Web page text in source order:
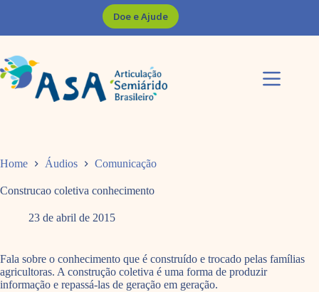
Doe e Ajude
Home Áudios Comunicação
Construcao coletiva conhecimento
23 de abril de 2015
Fala sobre o conhecimento que é construído e trocado pelas famílias
agricultoras. A construção coletiva é uma forma de produzir
informação e repassá-las de geração em geração.